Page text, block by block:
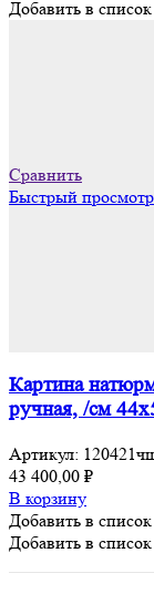
Добавить в
Сравнить
Быстрый просмотр
Картина
ручная, /см
Артикул:
43 400,00 ₽
В корзину
Добавить в
Добавить в